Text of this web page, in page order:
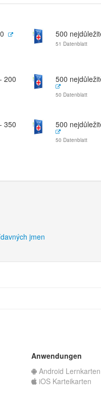
500
51 Datenblatt
200 500
50 Datenblatt
350 500
50 Datenblatt
jmen
Anwendungen
Android Lernkarten
iOS Karteikarten